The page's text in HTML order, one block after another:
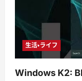
生活・ライフ
Windows K2: